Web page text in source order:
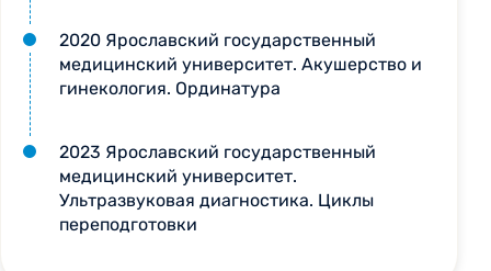
2020 Ярославский государственный
медицинский университет. Акушерство и
гинекология. Ординатура
2023 Ярославский государственный
медицинский университет.
Ультразвуковая диагностика. Циклы
переподготовки